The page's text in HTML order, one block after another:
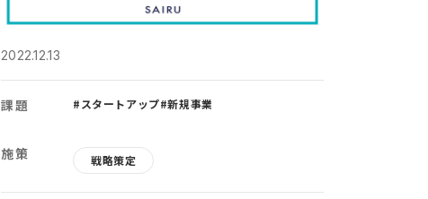
2022.12.13
課題 #スタートアップ#新規事業
施策 戦略策定